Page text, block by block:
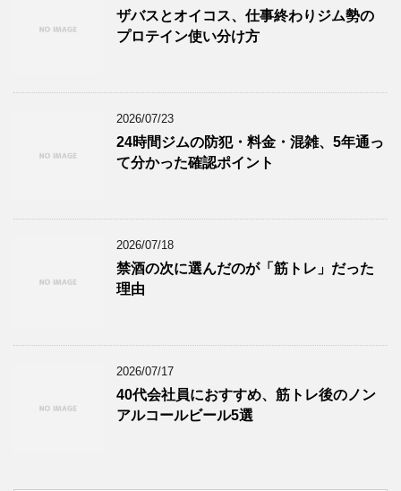
ザバスとオイコス、仕事終わりジム勢の
プロテイン使い分け方
2026/07/23
24時間ジムの防犯・料金・混雑、5年通っ
て分かった確認ポイント
2026/07/18
禁酒の次に選んだのが「筋トレ」だった
理由
2026/07/17
40代会社員におすすめ、筋トレ後のノン
アルコールビール5選